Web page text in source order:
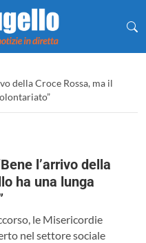
della Croce Rossa, ma il
l’arrivo della
ha una lunga
le Misericordie
nel settore sociale